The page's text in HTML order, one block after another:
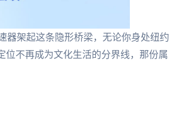
器架起这条隐形桥梁，无论你身处纽约
位不再成为文化生活的分界线，那份属